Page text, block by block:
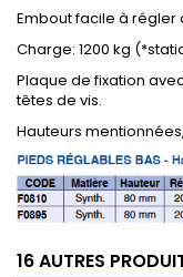
Embout facile à régler
Charge: 1200 kg
Plaque de fixation
têtes de vis.
Hauteurs
16 AUTRES